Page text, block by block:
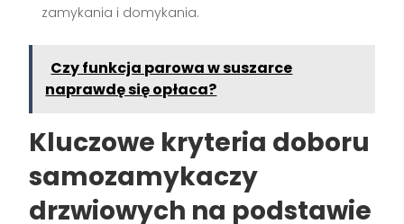
zamykania i domykania.
Czy funkcja parowa w suszarce
naprawdę się opłaca?
Kluczowe kryteria doboru
samozamykaczy
drzwiowych na podstawie